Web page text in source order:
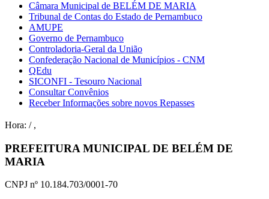
Câmara Municipal de BELÉM DE MARIA
Tribunal de Contas do Estado de Pernambuco
AMUPE
Governo de Pernambuco
Controladoria-Geral da União
Confederação Nacional de Municípios - CNM
QEdu
SICONFI - Tesouro Nacional
Consultar Convênios
Receber Informações sobre novos Repasses
Hora: / ,
PREFEITURA MUNICIPAL DE BELÉM DE
MARIA
CNPJ nº 10.184.703/0001-70